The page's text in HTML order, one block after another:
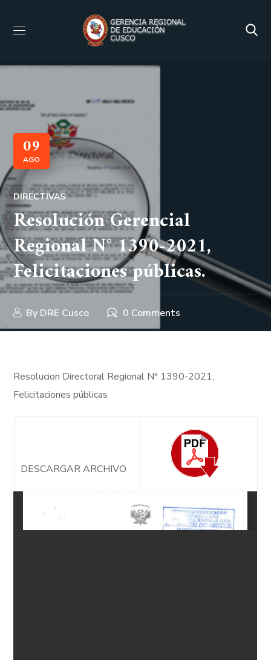
09
AGO
DIRECTIVAS
Resolución Gerencial
Regional N° 1390-2021,
Felicitaciones públicas.
By DRE Cusco 0 Comments
Resolucion Directoral Regional Nª 1390-2021,
Felicitaciones públicas
DESCARGAR ARCHIVO